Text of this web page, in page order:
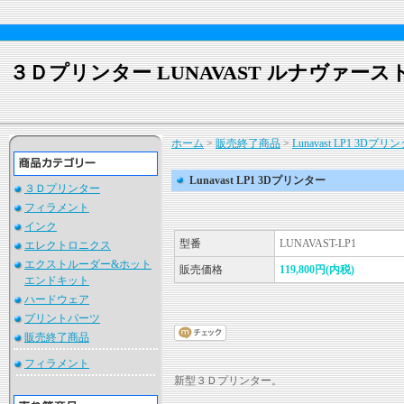
３Ｄプリンター LUNAVAST ルナヴァース
３Ｄプリンター
フィラメント
インク
エレクトロニクス
エクストルーダー&ホット
エンドキット
ハードウェア
プリントパーツ
販売終了商品
フィラメント
ホーム>販売終了商品>Lunavast LP1 3Dプリン
Lunavast LP1 3Dプリンター
型番 LUNAVAST-LP1
販売価格 119,800円(内税)
新型３Ｄプリンター。